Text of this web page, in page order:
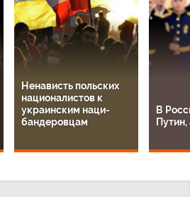
Ненависть польских
националистов к
украинским наци-
бандеровцам
В